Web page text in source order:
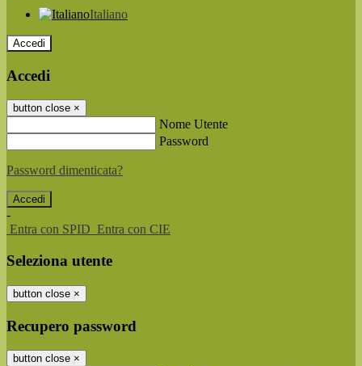
Italiano
Accedi
Accedi
button close ×
Nome Utente
Password
Password dimenticata?
-
Entra con SPID Entra con CIE
Seleziona utente
button close ×
Recupero password
button close ×